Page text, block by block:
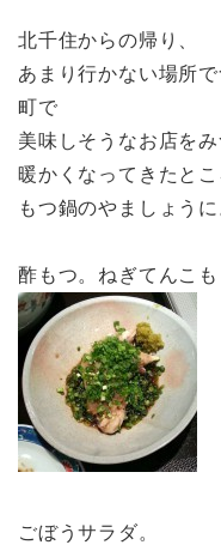
北千住からの帰り、
あまり行かない場所
町で
美味しそうなお店をみ
暖かくなってきたとこ
もつ鍋のやましょうに
酢もつ。ねぎてんこも
ごぼうサラダ。